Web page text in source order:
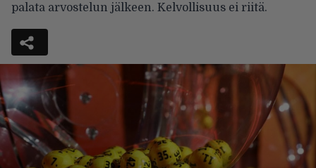
palata arvostelun jälkeen. Kelvollisuus ei riitä.